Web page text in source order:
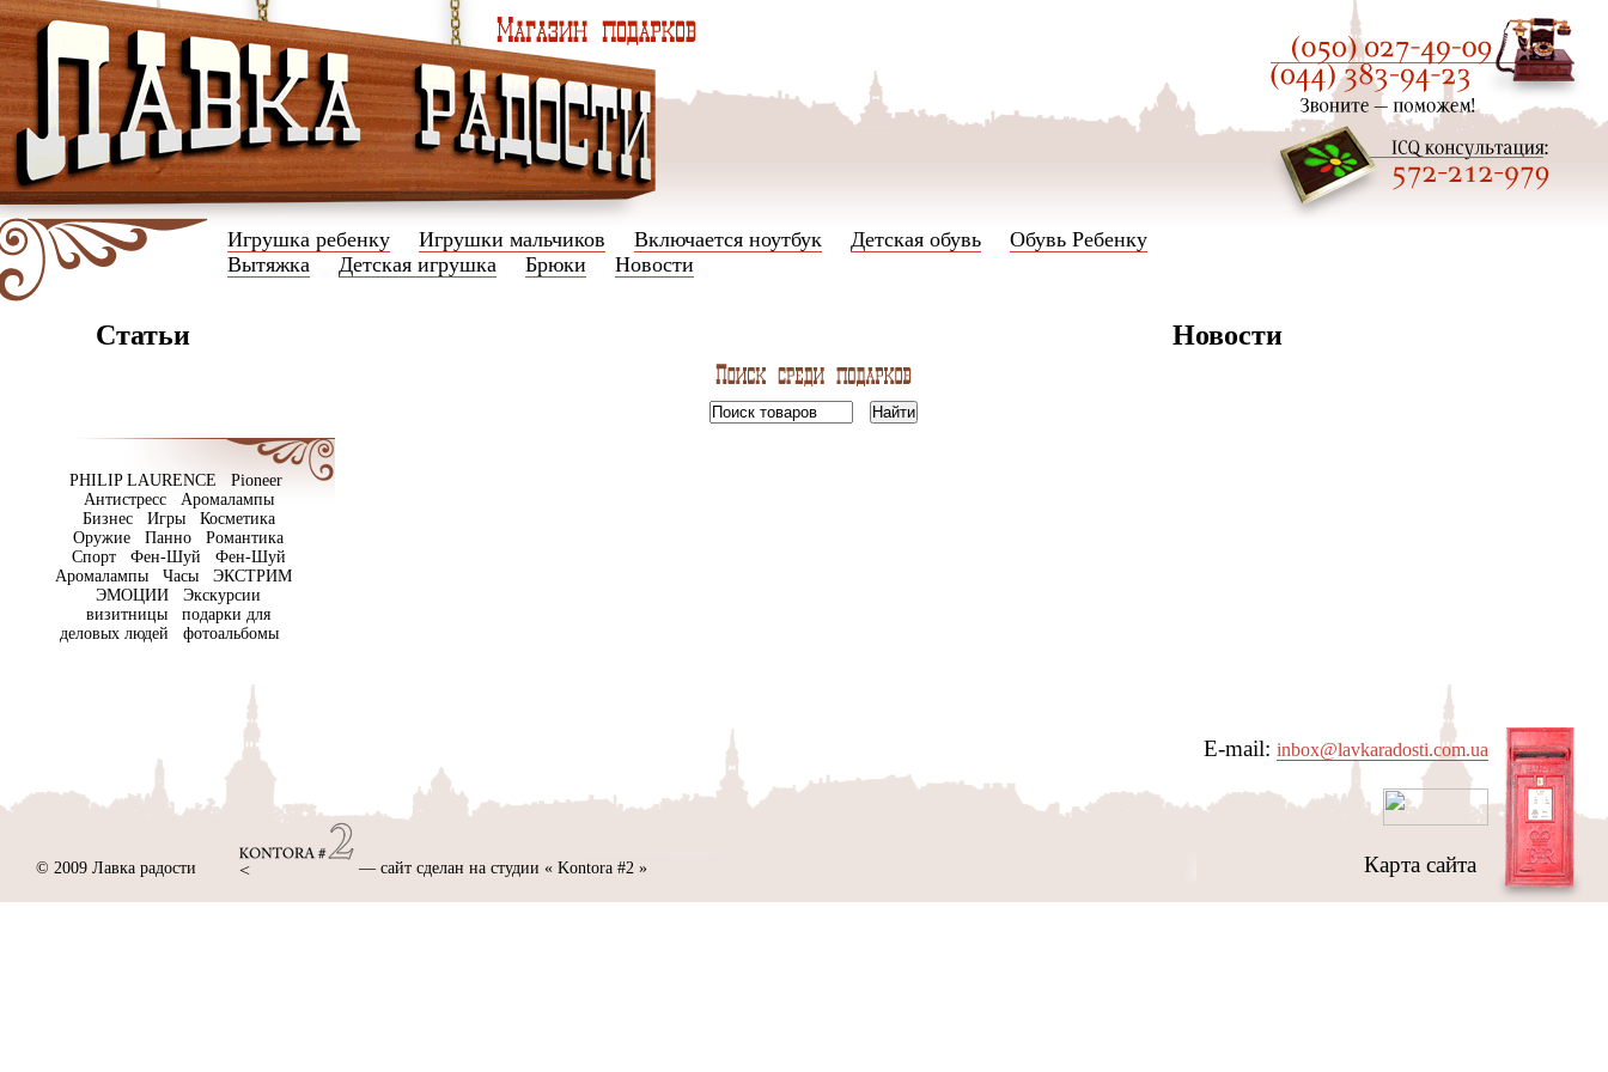
Игрушка ребенку Игрушки мальчиков Включается ноутбук Детская обувь
Обувь Ребенку
Вытяжка
Детская игрушка Брюки Новости
Статьи Новости
PHILIP LAURENCE Pioneer
Антистресс Аромалампы
Бизнес Игры Косметика
Оружие Панно Романтика
Спорт Фен-Шуй Фен-Шуй
Аромалампы Часы ЭКСТРИМ
ЭМОЦИИ Экскурсии
визитницы подарки для
деловых людей фотоальбомы
© 2009 Лавка радости < — сайт сделан на студии « Kontora #2 »
E-mail: inbox@lavkaradosti.com.ua
Карта сайта